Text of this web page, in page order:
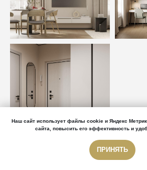
Звонок
Наш сайт использует файлы cookie и Яндекс
сайта, повысить его эффективность и
ПРИНЯТЬ